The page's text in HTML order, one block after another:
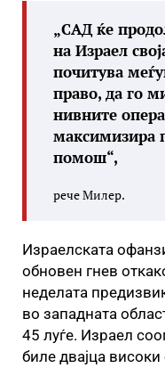
„САД ќе
на Израел
почитува
право, да го
нивните
максимизира
помош“,
рече Милер.
Израелската
обновен гнев
неделата
во западната
45 луѓе. Израел
биле двајца